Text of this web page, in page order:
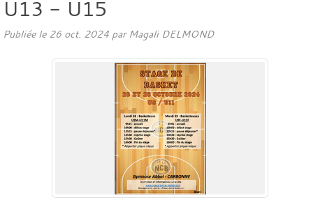
U13 - U15
Publiée le 26 oct. 2024 par Magali DELMOND